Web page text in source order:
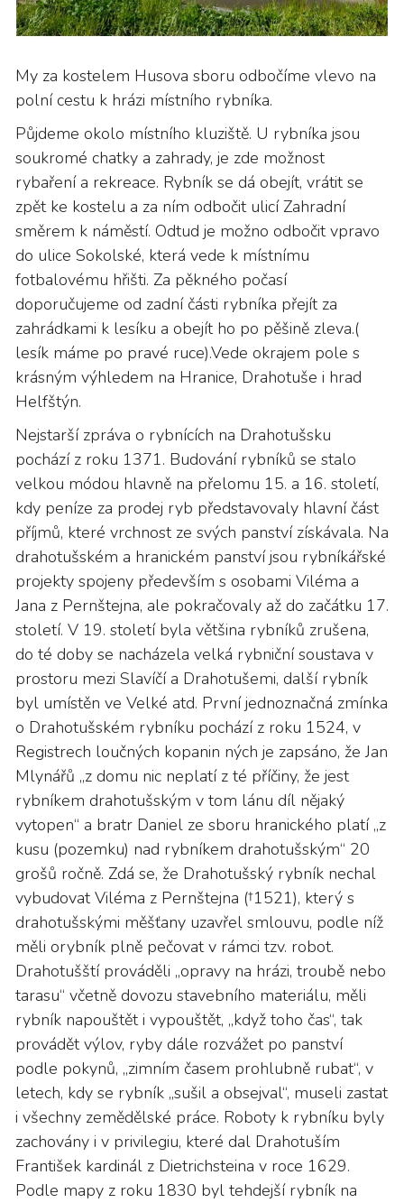
My za kostelem Husova sboru odbočíme vlevo na
polní cestu k hrázi místního rybníka.
Půjdeme okolo místního kluziště. U rybníka jsou
soukromé chatky a zahrady, je zde možnost
rybaření a rekreace. Rybník se dá obejít, vrátit se
zpět ke kostelu a za ním odbočit ulicí Zahradní
směrem k náměstí. Odtud je možno odbočit vpravo
do ulice Sokolské, která vede k místnímu
fotbalovému hřišti. Za pěkného počasí
doporučujeme od zadní části rybníka přejít za
zahrádkami k lesíku a obejít ho po pěšině zleva.(
lesík máme po pravé ruce).Vede okrajem pole s
krásným výhledem na Hranice, Drahotuše i hrad
Helfštýn.
Nejstarší zpráva o rybnících na Drahotušsku
pochází z roku 1371. Budování rybníků se stalo
velkou módou hlavně na přelomu 15. a 16. století,
kdy peníze za prodej ryb představovaly hlavní část
příjmů, které vrchnost ze svých panství získávala. Na
drahotušském a hranickém panství jsou rybníkářské
projekty spojeny především s osobami Viléma a
Jana z Pernštejna, ale pokračovaly až do začátku 17.
století. V 19. století byla většina rybníků zrušena,
do té doby se nacházela velká rybniční soustava v
prostoru mezi Slavíčí a Drahotušemi, další rybník
byl umístěn ve Velké atd. První jednoznačná zmínka
o Drahotušském rybníku pochází z roku 1524, v
Registrech loučných kopanin­ ných je zapsáno, že Jan
Mlynářů „z domu nic neplatí z té příčiny, že jest
rybníkem drahotušským v tom lánu díl nějaký
vytopen“ a bratr Daniel ze sboru hranického platí „z
kusu (pozemku) nad rybníkem drahotušským“ 20
grošů ročně. Zdá se, že Drahotušský rybník nechal
vybudovat Viléma z Pernštejna (†1521), který s
drahotušskými měšťany uzavřel smlouvu, podle níž
měli orybník plně pečovat v rámci tzv. robot.
Drahotušští prováděli „opravy na hrázi, troubě nebo
tarasu“ včetně dovozu stavebního materiálu, měli
rybník napouštět i vypouštět, „když toho čas“, tak
provádět výlov, ryby dále rozvážet po panství
podle pokynů, „zimním časem prohlubně rubat“, v
letech, kdy se rybník „sušil a obsejval“, museli zastat
i všechny zemědělské práce. Roboty k rybníku byly
zachovány i v privilegiu, které dal Drahotuším
František kardinál z Dietrichsteina v roce 1629.
Podle mapy z roku 1830 byl tehdejší rybník na